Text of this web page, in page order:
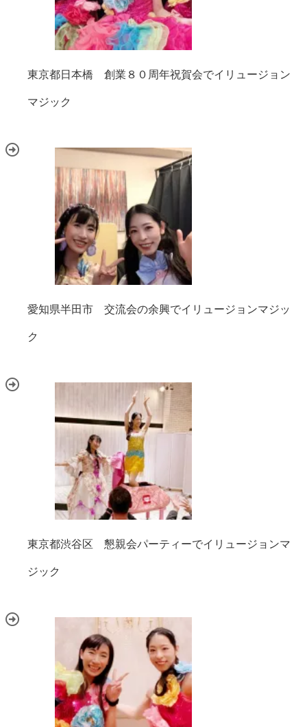
東京都日本橋 創業８０周年祝賀会でイリュージョン
マジック
愛知県半田市 交流会の余興でイリュージョンマジッ
ク
東京都渋谷区 懇親会パーティーでイリュージョンマ
ジック